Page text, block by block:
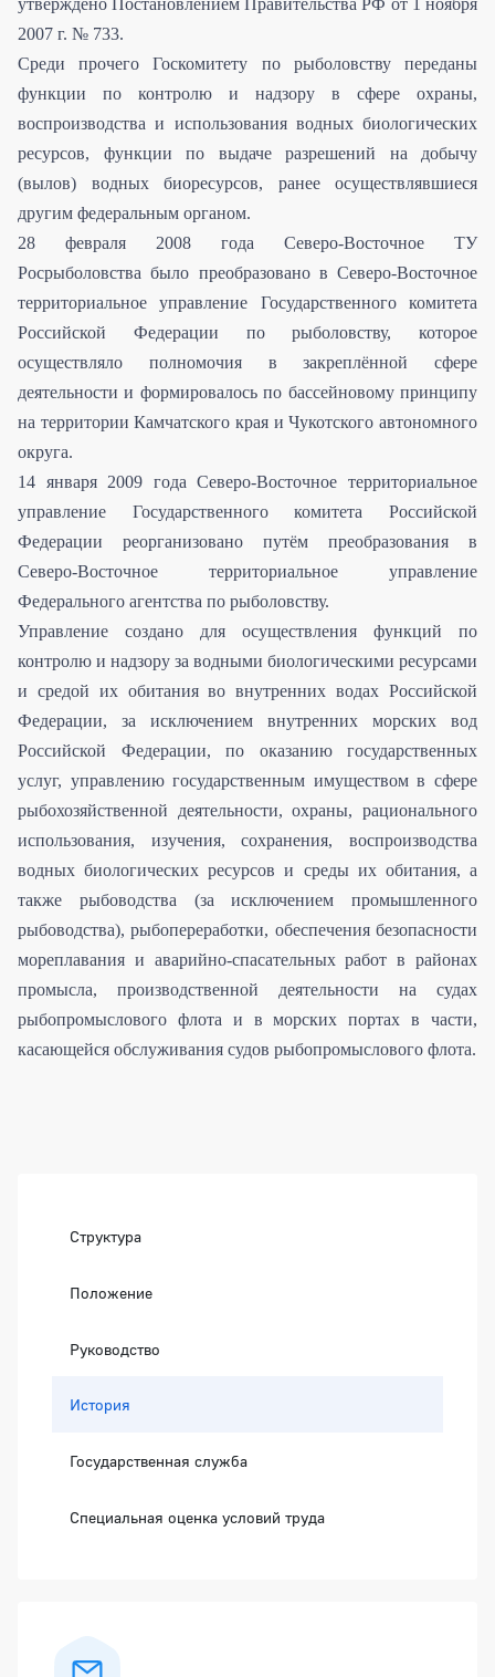
утверждено Постановлением Правительства РФ от 1 ноября
2007 г. № 733.
Среди прочего Госкомитету по рыболовству переданы
функции по контролю и надзору в сфере охраны,
воспроизводства и использования водных биологических
ресурсов, функции по выдаче разрешений на добычу
(вылов) водных биоресурсов, ранее осуществлявшиеся
другим федеральным органом.
28 февраля 2008 года Северо-Восточное ТУ
Росрыболовства было преобразовано в Северо-Восточное
территориальное управление Государственного комитета
Российской Федерации по рыболовству, которое
осуществляло полномочия в закреплённой сфере
деятельности и формировалось по бассейновому принципу
на территории Камчатского края и Чукотского автономного
округа.
14 января 2009 года Северо-Восточное территориальное
управление Государственного комитета Российской
Федерации реорганизовано путём преобразования в
Северо-Восточное территориальное управление
Федерального агентства по рыболовству.
Управление создано для осуществления функций по
контролю и надзору за водными биологическими ресурсами
и средой их обитания во внутренних водах Российской
Федерации, за исключением внутренних морских вод
Российской Федерации, по оказанию государственных
услуг, управлению государственным имуществом в сфере
рыбохозяйственной деятельности, охраны, рационального
использования, изучения, сохранения, воспроизводства
водных биологических ресурсов и среды их обитания, а
также рыбоводства (за исключением промышленного
рыбоводства), рыбопереработки, обеспечения безопасности
мореплавания и аварийно-спасательных работ в районах
промысла, производственной деятельности на судах
рыбопромыслового флота и в морских портах в части,
касающейся обслуживания судов рыбопромыслового флота.
Структура
Положение
Руководство
История
Государственная служба
Специальная оценка условий труда